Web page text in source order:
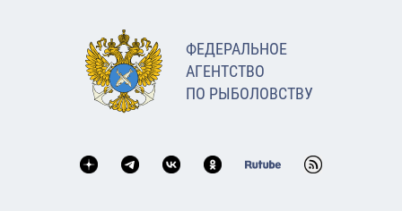
ФЕДЕРАЛЬНОЕ
АГЕНТСТВО
ПО РЫБОЛОВСТВУ